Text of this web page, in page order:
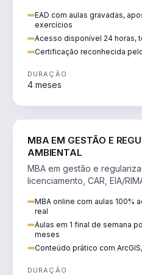
EAD com aulas gravadas,
exercícios
Acesso disponível 24 horas,
Certificação reconhecida
DURAÇÃO
4 meses
MBA EM GESTÃO E
AMBIENTAL
MBA em gestão e
licenciamento, CAR, EIA/
MBA online com aulas 100%
real
Aulas em 1 final de semana
meses
Conteúdo prático com ArcGIS,
DURAÇÃO